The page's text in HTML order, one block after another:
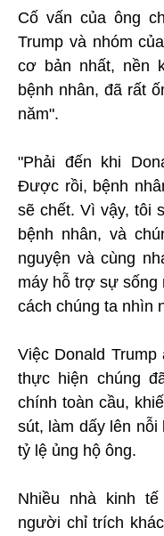
Cố vấn của ông
Trump và nhóm
cơ bản nhất, nền
bệnh nhân, đã rất
năm".
"Phải đến khi
Được rồi, bệnh
sẽ chết. Vì vậy, tôi
bệnh nhân, và
nguyện và cùng
máy hỗ trợ sự
cách chúng ta nhìn
Việc Donald
thực hiện chúng
chính toàn cầu,
sút, làm dấy lên nỗi
tỷ lệ ủng hộ ông.
Nhiều nhà kinh
người chỉ trích